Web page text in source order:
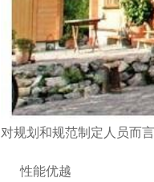
对规划和规范制定人员而
性能优越